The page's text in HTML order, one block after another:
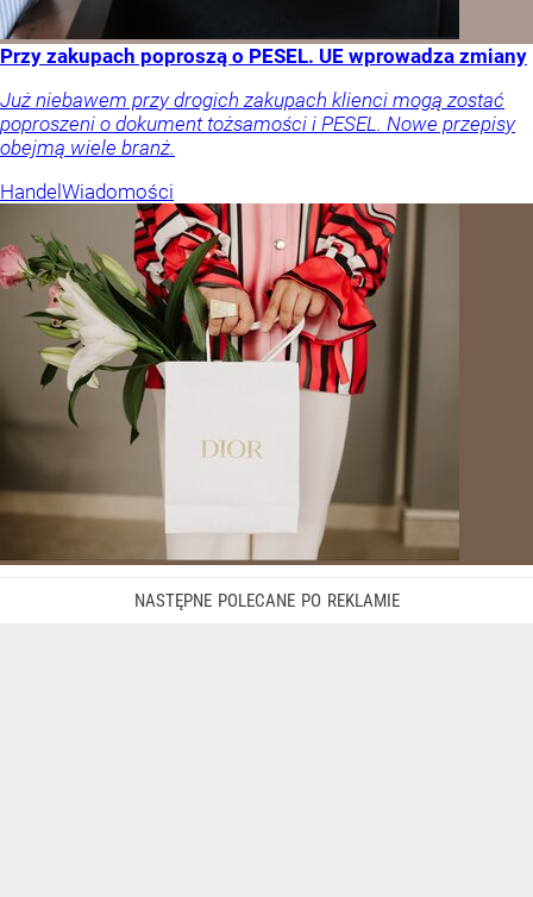
Przy zakupach poproszą o PESEL. UE wprowadza zmiany
Już niebawem przy drogich zakupach klienci mogą zostać
poproszeni o dokument tożsamości i PESEL. Nowe przepisy
obejmą wiele branż.
HandelWiadomości